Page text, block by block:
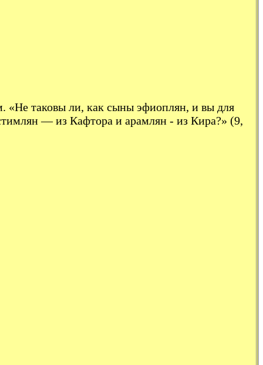
«Не таковы ли, как сыны эфиоплян, и вы для
— из Кафтора и арамлян - из Кира?» (9,